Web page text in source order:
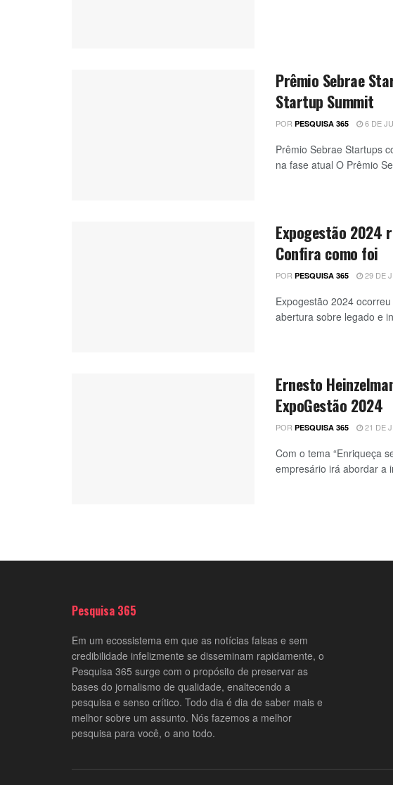
Prêmio Sebrae
Startup Summit
POR PESQUISA 365 6 DE
Prêmio Sebrae Startups
na fase atual O Prêmio
Expogestão 2024
Confira como foi
POR PESQUISA 365 29 DE
Expogestão 2024
abertura sobre legado e
Ernesto
ExpoGestão 2024
POR PESQUISA 365 21 DE
Com o tema “Enriqueça
empresário irá abordar a
Pesquisa 365
Em um ecossistema em que as notícias falsas e sem
credibilidade infelizmente se disseminam rapidamente, o
Pesquisa 365 surge com o propósito de preservar as
bases do jornalismo de qualidade, enaltecendo a
pesquisa e senso crítico. Todo dia é dia de saber mais e
melhor sobre um assunto. Nós fazemos a melhor
pesquisa para você, o ano todo.